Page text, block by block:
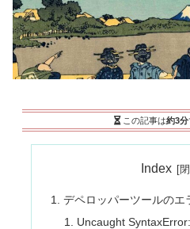
この記事は約3分
Index
デペロッパーツールのエ
Uncaught